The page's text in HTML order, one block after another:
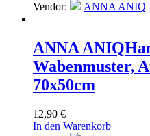
Vendor:
ANNA ANIQ
ANNA ANIQ
Wabenmuster,
70x50cm
12,90 €
In den Warenkorb